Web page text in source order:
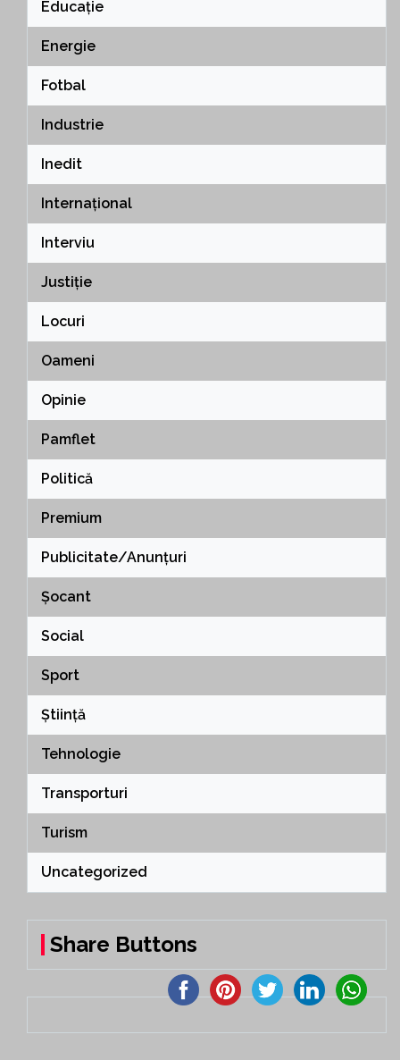
Educație
Energie
Fotbal
Industrie
Inedit
Internațional
Interviu
Justiție
Locuri
Oameni
Opinie
Pamflet
Politică
Premium
Publicitate/Anunțuri
Șocant
Social
Sport
Știință
Tehnologie
Transporturi
Turism
Uncategorized
Share Buttons